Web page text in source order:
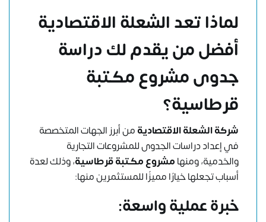
لماذا تعد الشعلة الاقتصادية
أفضل من يقدم لك دراسة
جدوى مشروع مكتبة
قرطاسية؟
شركة الشعلة الاقتصاديةمن أبرز الجهات المتخصصة
في إعداد دراسات الجدوى للمشروعات التجارية
والخدمية، ومنهامشروع مكتبة قرطاسية، وذلك لعدة
أسباب تجعلها خيارًا مميزًا للمستثمرين منها:
خبرة عملية واسعة: